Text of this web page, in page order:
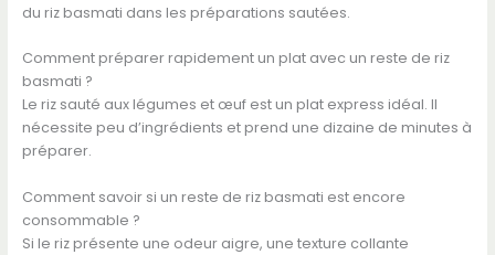
du riz basmati dans les préparations sautées.
Comment préparer rapidement un plat avec un reste de riz
basmati ?
Le riz sauté aux légumes et œuf est un plat express idéal. Il
nécessite peu d’ingrédients et prend une dizaine de minutes à
préparer.
Comment savoir si un reste de riz basmati est encore
consommable ?
Si le riz présente une odeur aigre, une texture collante